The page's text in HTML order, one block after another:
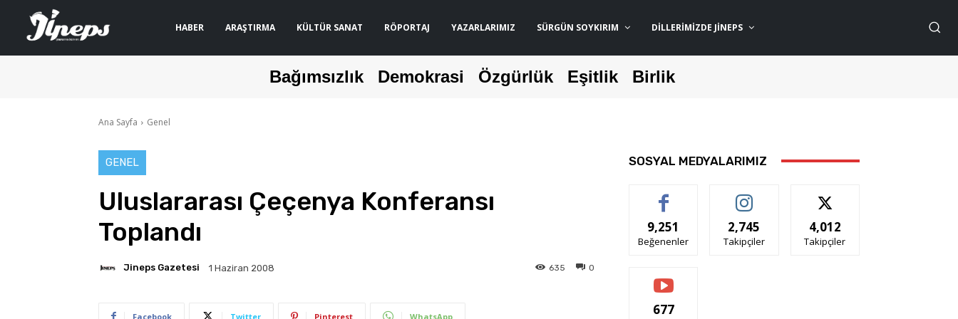
HABER ARAŞTIRMA KÜLTÜR SANAT RÖPORTAJ YAZARLARIMIZ SÜRGÜN SOYKIRIM DILLERIMIZDE JİNEPS
Bağımsızlık Demokrasi Özgürlük Eşitlik Birlik
Ana Sayfa Genel
GENEL
Uluslararası Çeçenya Konferansı
Toplandı
Jineps Gazetesi 1 Haziran 2008 0
635
Facebook Twitter Pinterest WhatsApp
SOSYAL MEDYALARIMIZ
9,251
Beğenenler
2,745
Takipçiler
4,012
Takipçiler
677